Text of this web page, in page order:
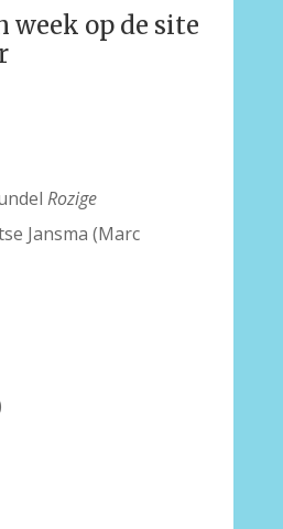
week op de site
Rozige
Jansma (Marc